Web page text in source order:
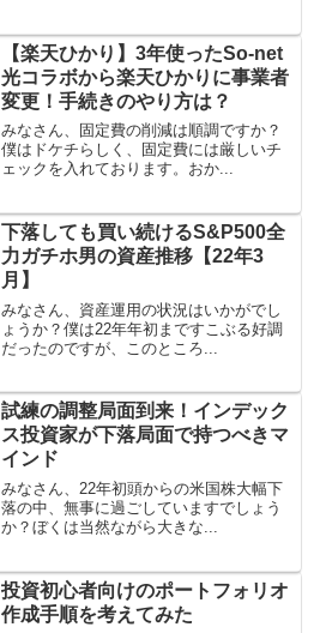
【楽天ひかり】3年使ったSo-net
光コラボから楽天ひかりに事業者
変更！手続きのやり方は？
みなさん、固定費の削減は順調ですか？
僕はドケチらしく、固定費には厳しいチ
ェックを入れております。おか...
下落しても買い続けるS&P500全
力ガチホ男の資産推移【22年3
月】
みなさん、資産運用の状況はいかがでし
ょうか？僕は22年年初まですこぶる好調
だったのですが、このところ...
試練の調整局面到来！インデック
ス投資家が下落局面で持つべきマ
インド
みなさん、22年初頭からの米国株大幅下
落の中、無事に過ごしていますでしょう
か？ぼくは当然ながら大きな...
投資初心者向けのポートフォリオ
作成手順を考えてみた